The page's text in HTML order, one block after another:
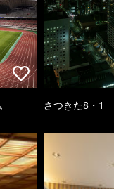
さつきた8・1